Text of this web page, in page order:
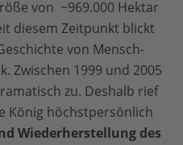
von ~969.000 Hektar
diesem Zeitpunkt blickt
von Mensch-
Zwischen 1999 und 2005
zu. Deshalb rief
König höchstpersönlich
Wiederherstellung des